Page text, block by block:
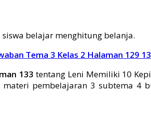
belajar menghitung belanja.
Tema 3 Kelas 2 Halaman 129
133 tentang Leni Memiliki 10
pembelajaran 3 subtema 4